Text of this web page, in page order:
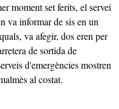
moment set ferits, el servei
informar de sis en un
va afegir, dos eren per
de sortida de
d'emergències mostren
al costat.